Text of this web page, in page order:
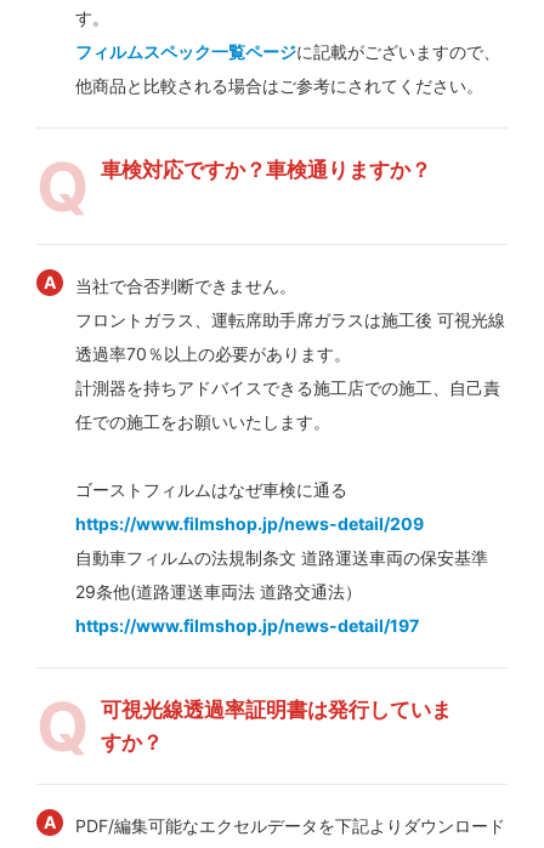
す。
フィルムスペック一覧ページに記載がございますので、
他商品と比較される場合はご参考にされてください。
車検対応ですか？車検通りますか？
当社で合否判断できません。
フロントガラス、運転席助手席ガラスは施工後 可視光線
透過率70％以上の必要があります。
計測器を持ちアドバイスできる施工店での施工、自己責
任での施工をお願いいたします。
ゴーストフィルムはなぜ車検に通る
https://www.filmshop.jp/news-detail/209
自動車フィルムの法規制条文 道路運送車両の保安基準
29条他(道路運送車両法 道路交通法）
https://www.filmshop.jp/news-detail/197
可視光線透過率証明書は発行していま
すか？
PDF/編集可能なエクセルデータを下記よりダウンロード